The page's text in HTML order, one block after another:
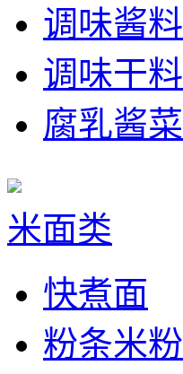
调味酱料
调味干料
腐乳酱菜
米面类
快煮面
粉条米粉